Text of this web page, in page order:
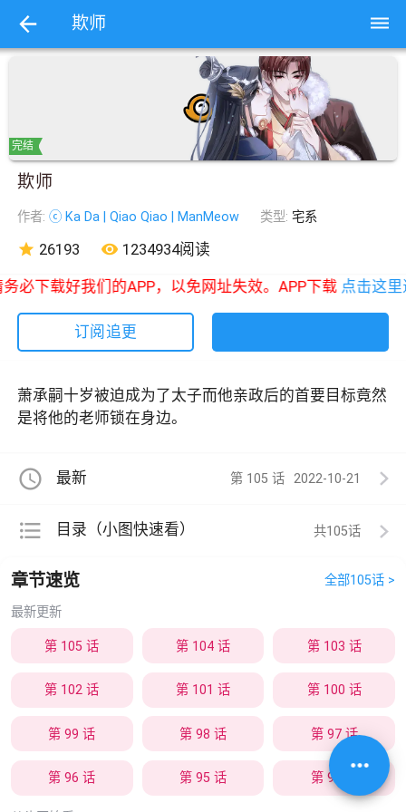
more_horiz
欺师 dehaze
完结
欺师
作者:ⓒ Ka Da | Qiao Qiao | ManMeow 类型:宅系
star 26193 remove_red_eye 1234934阅读
必下载好我们的APP，以免网址失效。APP下载点击这里
订阅追更
萧承嗣十岁被迫成为了太子而他亲政后的首要目标竟然
是将他的老师锁在身边。
access_time 最新 第 105 话 2022-10-21
format_list_bulleted 目录（小图快速看） 共105
章节速览 全部105话 >
最新更新
第 105 话 第 104 话 第 103 话
第 102 话 第 101 话 第 100 话
第 99 话 第 98 话 第 97 话
第 96 话 第 95 话 第 94 话